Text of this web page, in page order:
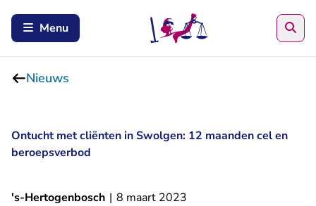
Menu
Nieuws
Ontucht met cliënten in Swolgen: 12 maanden cel en
beroepsverbod
's-Hertogenbosch | 8 maart 2023